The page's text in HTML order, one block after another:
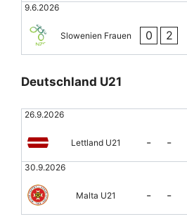
9.6.2026
Slowenien Frauen 0 2
Deutschland U21
26.9.2026
Lettland U21 - -
30.9.2026
Malta U21 - -